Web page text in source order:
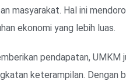
masyarakat. Hal ini
ekonomi yang lebih luas.
pendapatan,
keterampilan. Dengan